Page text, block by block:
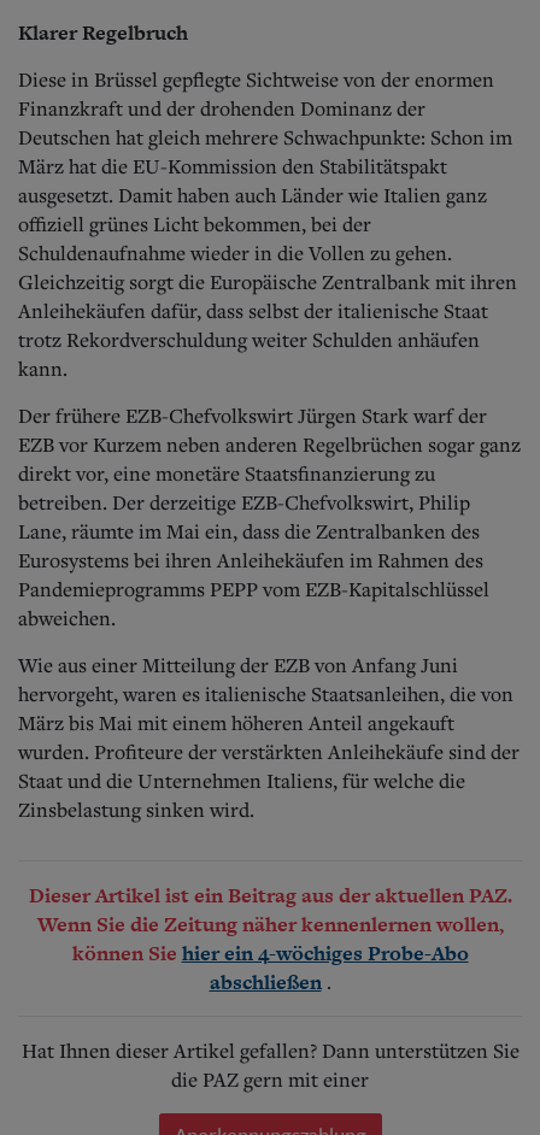
Klarer Regelbruch
Diese in Brüssel gepflegte Sichtweise von der enormen
Finanzkraft und der drohenden Dominanz der
Deutschen hat gleich mehrere Schwachpunkte: Schon im
März hat die EU-Kommission den Stabilitätspakt
ausgesetzt. Damit haben auch Länder wie Italien ganz
offiziell grünes Licht bekommen, bei der
Schuldenaufnahme wieder in die Vollen zu gehen.
Gleichzeitig sorgt die Europäische Zentralbank mit ihren
Anleihekäufen dafür, dass selbst der italienische Staat
trotz Rekordverschuldung weiter Schulden anhäufen
kann.
Der frühere EZB-Chefvolkswirt Jürgen Stark warf der
EZB vor Kurzem neben anderen Regelbrüchen sogar ganz
direkt vor, eine monetäre Staatsfinanzierung zu
betreiben. Der derzeitige EZB-Chefvolkswirt, Philip
Lane, räumte im Mai ein, dass die Zentralbanken des
Eurosystems bei ihren Anleihekäufen im Rahmen des
Pandemieprogramms PEPP vom EZB-Kapitalschlüssel
abweichen.
Wie aus einer Mitteilung der EZB von Anfang Juni
hervorgeht, waren es italienische Staatsanleihen, die von
März bis Mai mit einem höheren Anteil angekauft
wurden. Profiteure der verstärkten Anleihekäufe sind der
Staat und die Unternehmen Italiens, für welche die
Zinsbelastung sinken wird.
Dieser Artikel ist ein Beitrag aus der aktuellen PAZ.
Wenn Sie die Zeitung näher kennenlernen wollen,
können Sie hier ein 4-wöchiges Probe-Abo
abschließen .
Hat Ihnen dieser Artikel gefallen? Dann unterstützen Sie
die PAZ gern mit einer